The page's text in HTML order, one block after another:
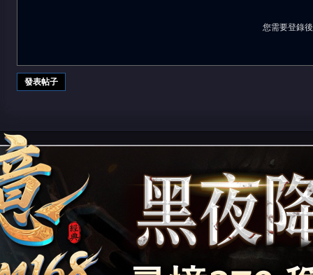
您需要登錄
發表帖子